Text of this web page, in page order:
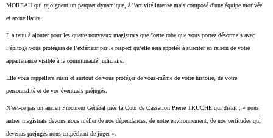
MOREAU qui rejoignent un parquet dynamique, à l'activité intense mais composé d'une équipe motivée
et accueillante.
Il a tenu à ajouter pour les quatre nouveaux magistrats que "cette robe que vous portez désormais avec
l’épitoge vous protégera de l’extérieur par le respect qu’elle sera appelée à susciter en raison de votre
appartenance visible à la communauté judiciaire.
Elle vous rappellera aussi et surtout de vous protéger de vous-même de votre histoire, de votre
personnalité et de vos éventuels préjugés.
N’est-ce pas un ancien Procureur Général près la Cour de Cassation Pierre TRUCHE qui disait : « nous
autres magistrats devons nous méfier de nos dépendances, de notre environnement, de nos certitudes qui
devenus préjugés nous empêchent de juger ».